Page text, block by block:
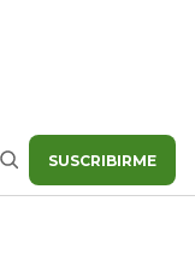
Buscar SUSCRIBIRME